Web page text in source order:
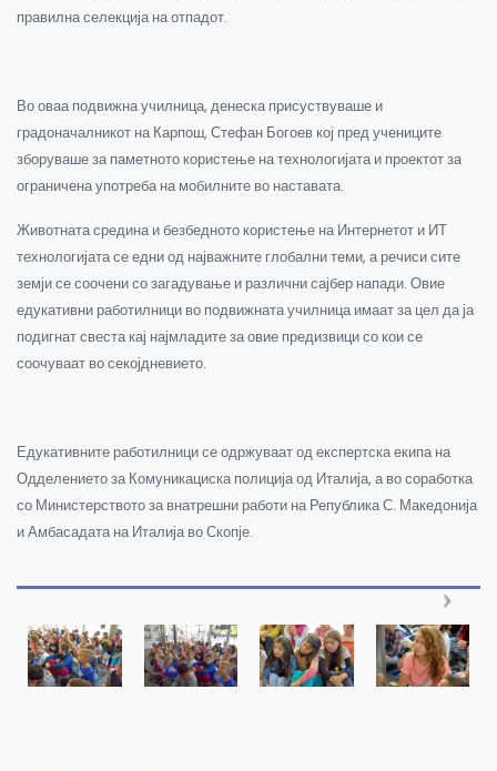
правилна селекција на отпадот.
Во оваа подвижна училница, денеска присуствуваше и
градоначалникот на Карпош, Стефан Богоев кој пред учениците
зборуваше за паметното користење на технологијата и проектот за
ограничена употреба на мобилните во наставата.
Животната средина и безбедното користење на Интернетот и ИТ
технологијата се едни од најважните глобални теми, а речиси сите
земји се соочени со загадување и различни сајбер напади. Овие
едукативни работилници во подвижната училница имаат за цел да ја
подигнат свеста кај најмладите за овие предизвици со кои се
соочуваат во секојдневието.
Едукативните работилници се одржуваат од експертска екипа на
Одделението за Комуникациска полиција од Италија, а во соработка
со Министерството за внатрешни работи на Република С. Македонија
и Амбасадата на Италија во Скопје.